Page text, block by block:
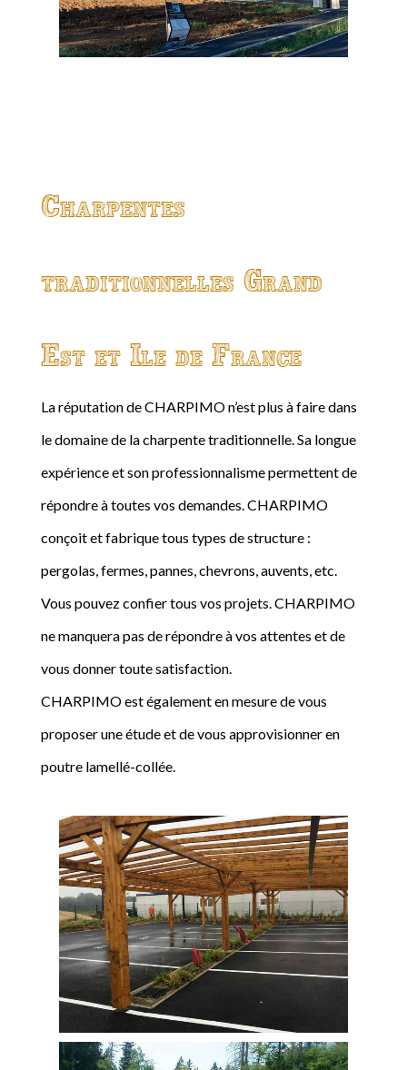
Charpentes
traditionnelles Grand
Est et Ile de France
La réputation de CHARPIMO n’est plus à faire dans
le domaine de la charpente traditionnelle. Sa longue
expérience et son professionnalisme permettent de
répondre à toutes vos demandes. CHARPIMO
conçoit et fabrique tous types de structure :
pergolas, fermes, pannes, chevrons, auvents, etc.
Vous pouvez confier tous vos projets. CHARPIMO
ne manquera pas de répondre à vos attentes et de
vous donner toute satisfaction.
CHARPIMO est également en mesure de vous
proposer une étude et de vous approvisionner en
poutre lamellé-collée.